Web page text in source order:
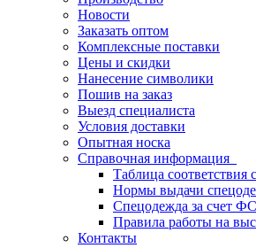
Новости
Заказать оптом
Комплексные поставки
Цены и скидки
Нанесение символики
Пошив на заказ
Выезд специалиста
Условия доставки
Опытная носка
Справочная информация
Таблица соответствия
Нормы выдачи
Спецодежда за счет
Правила работы на
Контакты